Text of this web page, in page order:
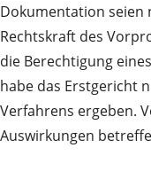
Dokumentation seien
Rechtskraft des
die Berechtigung
habe das Erstgericht
Verfahrens ergeben.
Auswirkungen